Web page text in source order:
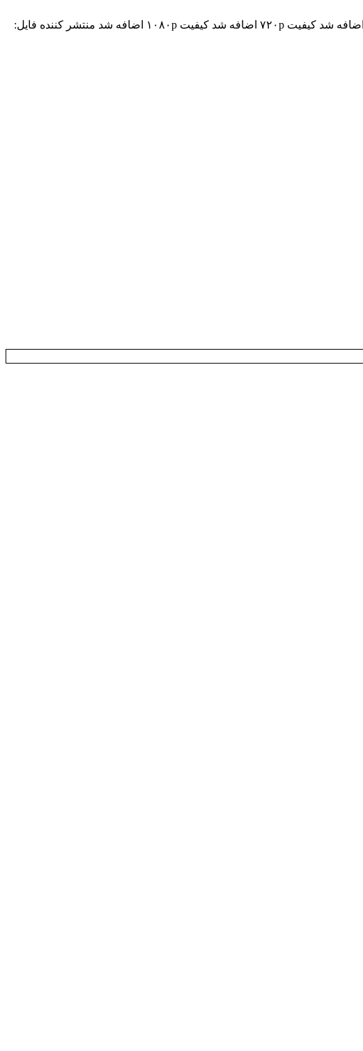
دانلود سریال Altered Carbon Altered Carbon با لینک مستقیم فصل اول قسمت دهم اضافه شد نسخه کم حجم و با کیفیت x265 اضافه شد کیفیت ۷۲۰p اضافه شد کیفیت ۱۰۸۰p اضافه شد منتشر کننده فایل: